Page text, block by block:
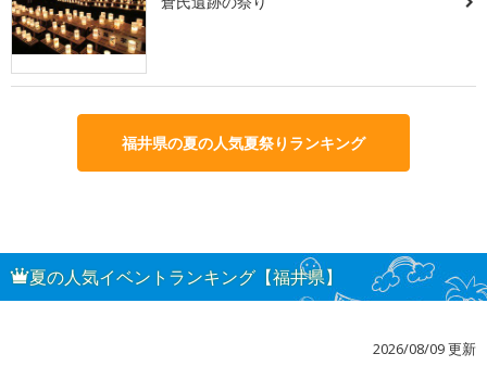
福井県の夏の人気夏祭りランキング
夏の人気イベントランキング【福井県】
2026/08/09 更新